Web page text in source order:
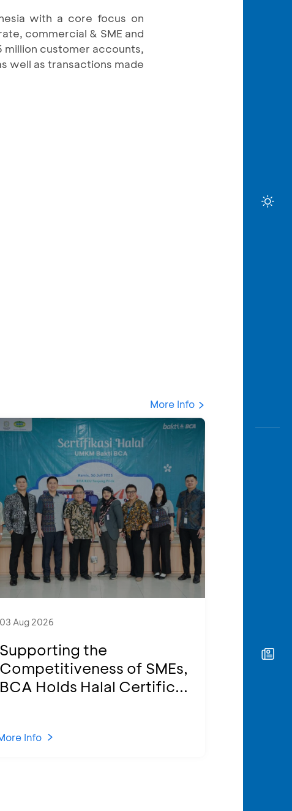
with a core focus on
commercial & SME and
million customer accounts,
well as transactions made
More Info
03 Aug 2026
Supporting the
Competitiveness of SMEs,
BCA Holds Halal Certific...
Info